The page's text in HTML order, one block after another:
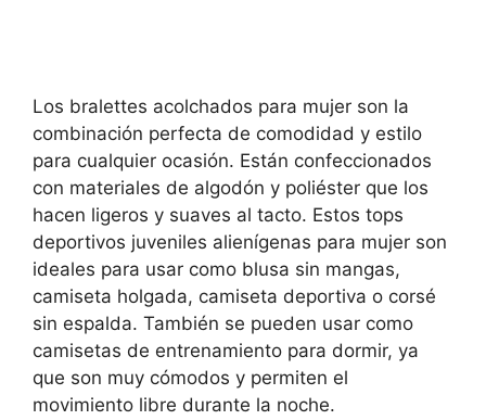
Los bralettes acolchados para mujer son la
combinación perfecta de comodidad y estilo
para cualquier ocasión. Están confeccionados
con materiales de algodón y poliéster que los
hacen ligeros y suaves al tacto. Estos tops
deportivos juveniles alienígenas para mujer son
ideales para usar como blusa sin mangas,
camiseta holgada, camiseta deportiva o corsé
sin espalda. También se pueden usar como
camisetas de entrenamiento para dormir, ya
que son muy cómodos y permiten el
movimiento libre durante la noche.